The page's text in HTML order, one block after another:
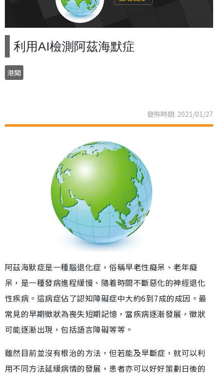
利用AI檢測阿茲海默症
港聞
發佈時間: 2021/01/27
阿茲海默症是一種腦退化症，俗稱早老性癡呆、老年癡
呆，是一種發病進程緩慢、隨着時間不斷惡化的神經退化
性疾病。這病症佔了認知障礙症中大約6到7成的成因。最
常見的早期徵狀為喪失短期記憶，當疾病逐漸發展，徵狀
可能逐漸出現，包括語言障礙等等。
雖然目前並沒有根治的方法，但若能及早斷症，就可以利
用不同方法延緩病情的發展，患者亦可以好好策劃日後的